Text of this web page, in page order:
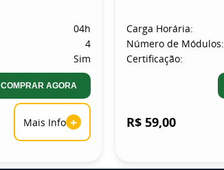
04h
4
Sim
COMPRAR AGORA
Mais Info +
Carga Horária:
Número de Módulos:
Certificação:
R$ 59,00